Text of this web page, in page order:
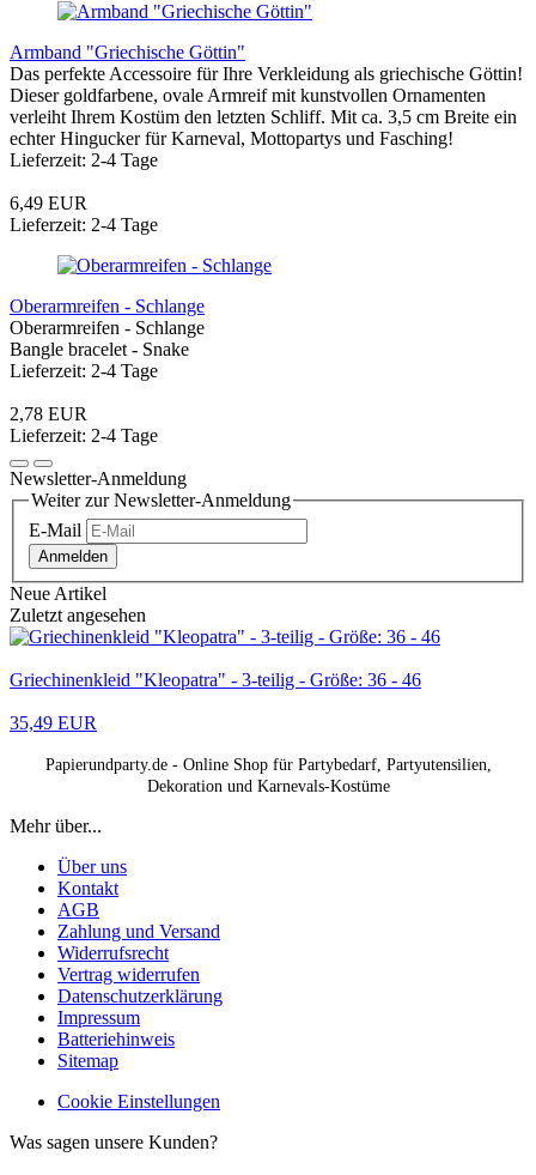
Armband "Griechische Göttin"
Das perfekte Accessoire für Ihre Verkleidung als griechische Göttin!
Dieser goldfarbene, ovale Armreif mit kunstvollen Ornamenten
verleiht Ihrem Kostüm den letzten Schliff. Mit ca. 3,5 cm Breite ein
echter Hingucker für Karneval, Mottopartys und Fasching!
Lieferzeit: 2-4 Tage
6,49 EUR
Lieferzeit: 2-4 Tage
Oberarmreifen - Schlange
Oberarmreifen - Schlange
Bangle bracelet - Snake
Lieferzeit: 2-4 Tage
2,78 EUR
Lieferzeit: 2-4 Tage
Newsletter-Anmeldung
Weiter zur Newsletter-Anmeldung
E-Mail
Anmelden
Neue Artikel
Zuletzt angesehen
Griechinenkleid "Kleopatra" - 3-teilig - Größe: 36 - 46
35,49 EUR
Papierundparty.de - Online Shop für Partybedarf, Partyutensilien,
Dekoration und Karnevals-Kostüme
Mehr über...
Über uns
Kontakt
AGB
Zahlung und Versand
Widerrufsrecht
Vertrag widerrufen
Datenschutzerklärung
Impressum
Batteriehinweis
Sitemap
Cookie Einstellungen
Was sagen unsere Kunden?